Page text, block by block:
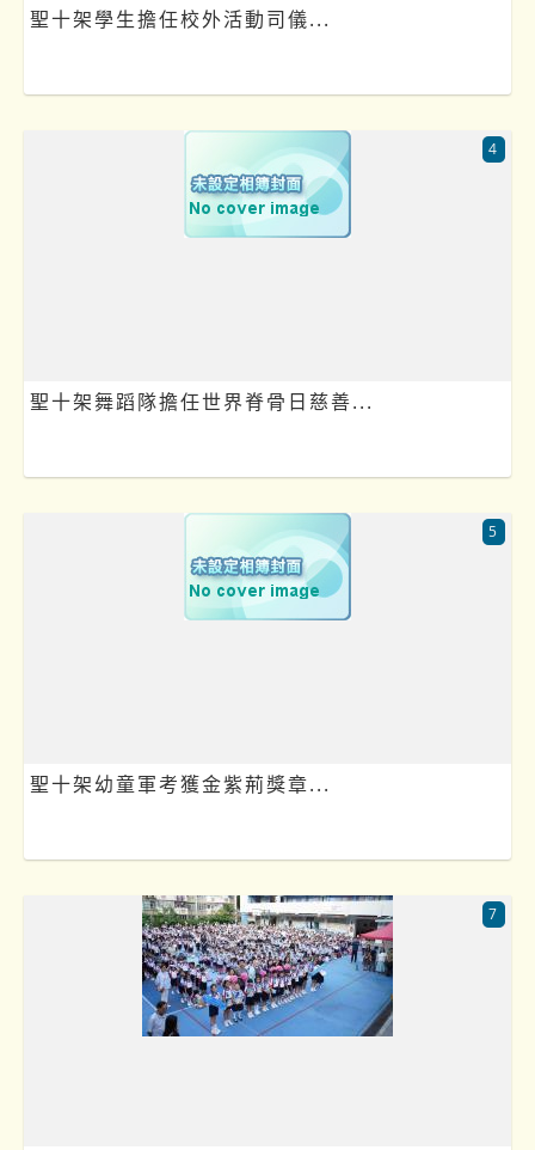
聖十架學生擔任校外活動司儀...
聖十架舞蹈隊擔任世界脊骨日慈善...
4
聖十架幼童軍考獲金紫荊獎章...
5
7